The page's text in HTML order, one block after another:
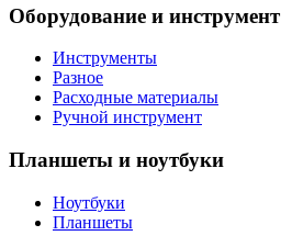
Оборудование и инструмент
Инструменты
Разное
Расходные материалы
Ручной инструмент
Планшеты и ноутбуки
Ноутбуки
Планшеты